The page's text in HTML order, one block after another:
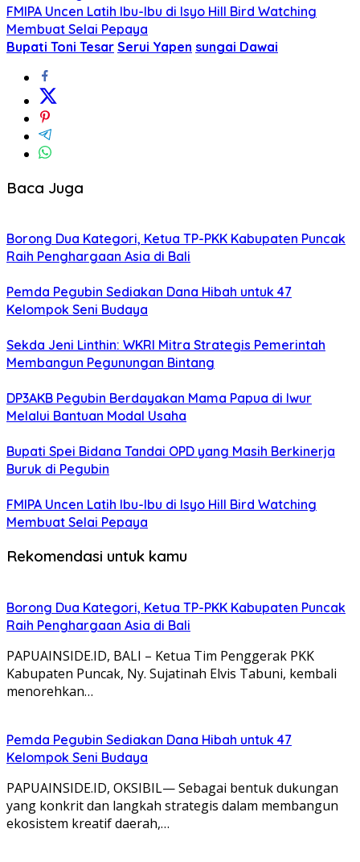
FMIPA Uncen Latih Ibu-Ibu di Isyo Hill Bird Watching
Membuat Selai Pepaya
Bupati Toni Tesar Serui Yapen sungai Dawai
Baca Juga
Borong Dua Kategori, Ketua TP-PKK Kabupaten Puncak
Raih Penghargaan Asia di Bali
Pemda Pegubin Sediakan Dana Hibah untuk 47
Kelompok Seni Budaya
Sekda Jeni Linthin: WKRI Mitra Strategis Pemerintah
Membangun Pegunungan Bintang
DP3AKB Pegubin Berdayakan Mama Papua di Iwur
Melalui Bantuan Modal Usaha
Bupati Spei Bidana Tandai OPD yang Masih Berkinerja
Buruk di Pegubin
FMIPA Uncen Latih Ibu-Ibu di Isyo Hill Bird Watching
Membuat Selai Pepaya
Rekomendasi untuk kamu
Borong Dua Kategori, Ketua TP-PKK Kabupaten Puncak
Raih Penghargaan Asia di Bali
PAPUAINSIDE.ID, BALI – Ketua Tim Penggerak PKK
Kabupaten Puncak, Ny. Sujatinah Elvis Tabuni, kembali
menorehkan…
Pemda Pegubin Sediakan Dana Hibah untuk 47
Kelompok Seni Budaya
PAPUAINSIDE.ID, OKSIBIL— Sebagai bentuk dukungan
yang konkrit dan langkah strategis dalam membangun
ekosistem kreatif daerah,…